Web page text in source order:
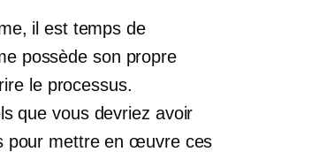
il est temps de
possède son propre
le processus.
que vous devriez avoir
pour mettre en œuvre ces